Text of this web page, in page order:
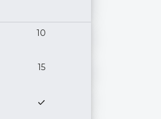
10
15